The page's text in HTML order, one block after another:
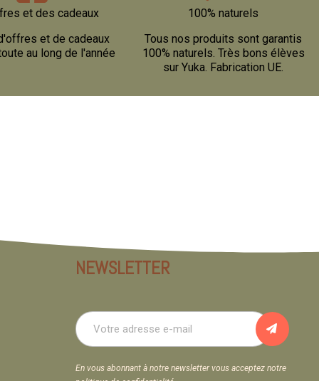
et des cadeaux
et de cadeaux
au long de l'année
100% naturels
Tous nos produits sont garantis
100% naturels. Très bons élèves
sur Yuka. Fabrication UE.
NEWSLETTER
En vous abonnant à notre newsletter vous acceptez notre